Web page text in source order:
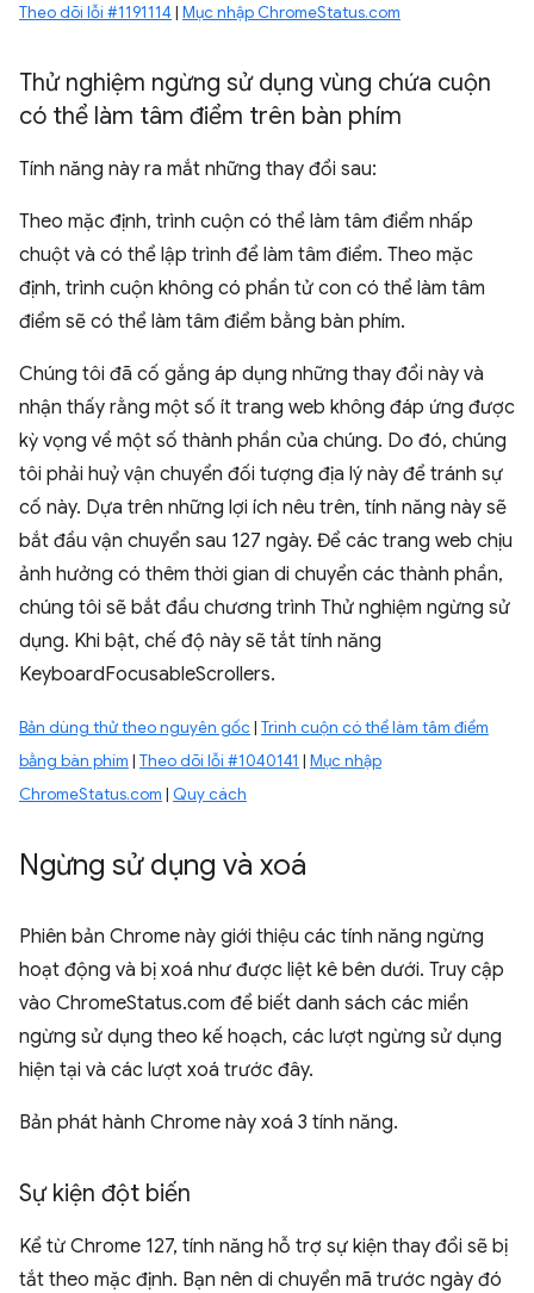
Theo dõi lỗi #1191114 | Mục nhập ChromeStatus.com
Thử nghiệm ngừng sử dụng vùng chứa cuộn
có thể làm tâm điểm trên bàn phím
Tính năng này ra mắt những thay đổi sau:
Theo mặc định, trình cuộn có thể làm tâm điểm nhấp
chuột và có thể lập trình để làm tâm điểm. Theo mặc
định, trình cuộn không có phần tử con có thể làm tâm
điểm sẽ có thể làm tâm điểm bằng bàn phím.
Chúng tôi đã cố gắng áp dụng những thay đổi này và
nhận thấy rằng một số ít trang web không đáp ứng được
kỳ vọng về một số thành phần của chúng. Do đó, chúng
tôi phải huỷ vận chuyển đối tượng địa lý này để tránh sự
cố này. Dựa trên những lợi ích nêu trên, tính năng này sẽ
bắt đầu vận chuyển sau 127 ngày. Để các trang web chịu
ảnh hưởng có thêm thời gian di chuyển các thành phần,
chúng tôi sẽ bắt đầu chương trình Thử nghiệm ngừng sử
dụng. Khi bật, chế độ này sẽ tắt tính năng
KeyboardFocusableScrollers.
Bản dùng thử theo nguyên gốc | Trình cuộn có thể làm tâm điểm
bằng bàn phím | Theo dõi lỗi #1040141 | Mục nhập
ChromeStatus.com | Quy cách
Ngừng sử dụng và xoá
Phiên bản Chrome này giới thiệu các tính năng ngừng
hoạt động và bị xoá như được liệt kê bên dưới. Truy cập
vào ChromeStatus.com để biết danh sách các miền
ngừng sử dụng theo kế hoạch, các lượt ngừng sử dụng
hiện tại và các lượt xoá trước đây.
Bản phát hành Chrome này xoá 3 tính năng.
Sự kiện đột biến
Kể từ Chrome 127, tính năng hỗ trợ sự kiện thay đổi sẽ bị
tắt theo mặc định. Bạn nên di chuyển mã trước ngày đó